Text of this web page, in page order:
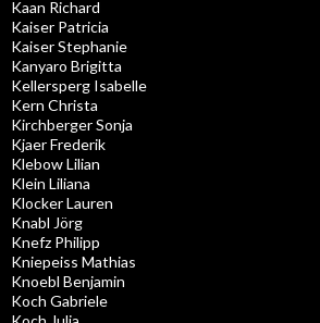
Kaan Richard
Kaiser Patricia
Kaiser Stephanie
Kanyaro Brigitta
Kellersperg Isabelle
Kern Christa
Kirchberger Sonja
Kjaer Frederik
Klebow Lilian
Klein Liliana
Klocker Lauren
Knabl Jörg
Knefz Philipp
Kniepeiss Mathias
Knoebl Benjamin
Koch Gabriele